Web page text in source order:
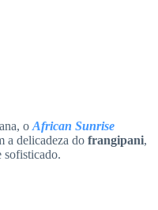
o African Sunrise
a delicadeza do frangipani,
sofisticado.